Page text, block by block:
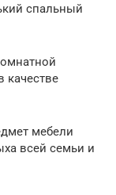
спальный
качестве
мебели
всей семьи и